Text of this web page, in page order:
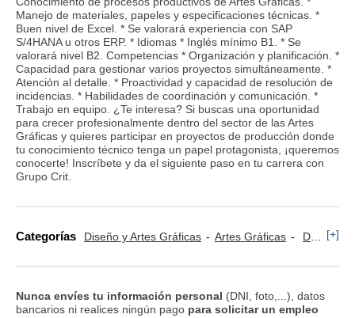
Manejo de materiales, papeles y especificaciones técnicas. *
Buen nivel de Excel. * Se valorará experiencia con SAP
S/4HANA u otros ERP. * Idiomas * Inglés mínimo B1. * Se
valorará nivel B2. Competencias * Organización y planificación. *
Capacidad para gestionar varios proyectos simultáneamente. *
Atención al detalle. * Proactividad y capacidad de resolución de
incidencias. * Habilidades de coordinación y comunicación. *
Trabajo en equipo. ¿Te interesa? Si buscas una oportunidad
para crecer profesionalmente dentro del sector de las Artes
Gráficas y quieres participar en proyectos de producción donde
tu conocimiento técnico tenga un papel protagonista, ¡queremos
conocerte! Inscríbete y da el siguiente paso en tu carrera con
Grupo Crit.
Categorías Diseño y Artes Gráficas Artes Gráficas Diseño Gráfico [+]
Nunca envíes tu información personal (DNI, foto,...), datos
bancarios ni realices ningún pago para solicitar un empleo